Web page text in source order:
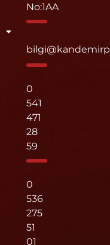
No:1AA
0
541
471
28
59
0
536
275
51
01